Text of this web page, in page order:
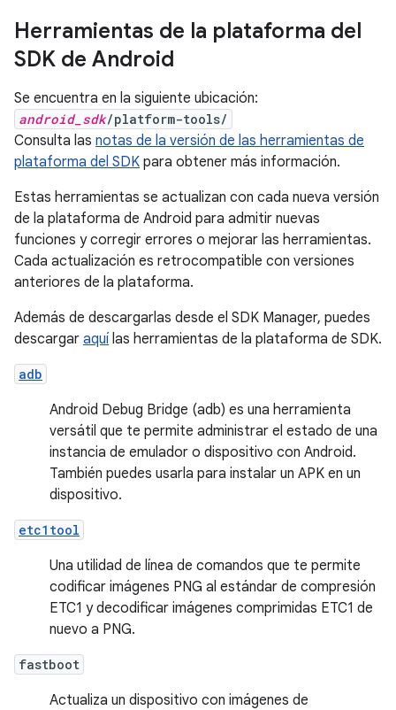
Herramientas de la plataforma del
SDK de Android
Se encuentra en la siguiente ubicación:
android_sdk/platform-tools/
Consulta las notas de la versión de las herramientas de
plataforma del SDK para obtener más información.
Estas herramientas se actualizan con cada nueva versión
de la plataforma de Android para admitir nuevas
funciones y corregir errores o mejorar las herramientas.
Cada actualización es retrocompatible con versiones
anteriores de la plataforma.
Además de descargarlas desde el SDK Manager, puedes
descargar aquí las herramientas de la plataforma de SDK.
adb
Android Debug Bridge (adb) es una herramienta
versátil que te permite administrar el estado de una
instancia de emulador o dispositivo con Android.
También puedes usarla para instalar un APK en un
dispositivo.
etc1tool
Una utilidad de línea de comandos que te permite
codificar imágenes PNG al estándar de compresión
ETC1 y decodificar imágenes comprimidas ETC1 de
nuevo a PNG.
fastboot
Actualiza un dispositivo con imágenes de